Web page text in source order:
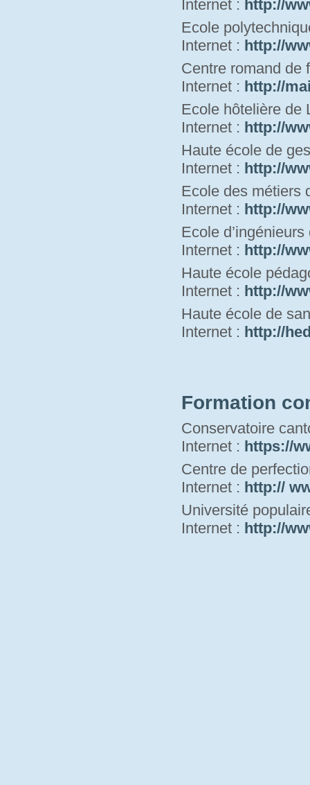
Internet : http://
Ecole
Internet : http://
Centre romand de
Internet : http://
Ecole hôtelière de
Internet : http://
Haute école de
Internet : http://
Ecole des métiers
Internet : http://
Ecole
Internet : http://
Haute école
Internet : http://
Haute école de
Internet : http://
Formation
Conservatoire
Internet : https://
Centre de
Internet : http://
Université
Internet : http://